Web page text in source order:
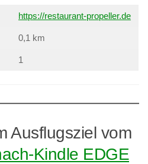
https://restaurant-propeller.de
0,1 km
1
Ausflugsziel vom
Kindle EDGE